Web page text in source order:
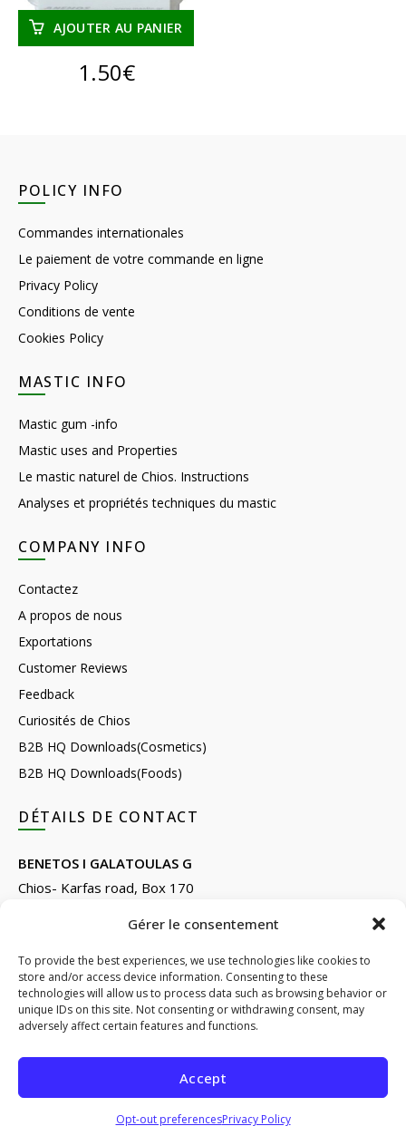
Gérer le consentement
To provide the best experiences, we use technologies like cookies to
store and/or access device information. Consenting to these
technologies will allow us to process data such as browsing behavior or
unique IDs on this site. Not consenting or withdrawing consent, may
adversely affect certain features and functions.
Accept
Opt-out preferencesPrivacy Policy
AJOUTER AU PANIER
1.50€
POLICY INFO
Commandes internationales
Le paiement de votre commande en ligne
Privacy Policy
Conditions de vente
Cookies Policy
MASTIC INFO
Mastic gum -info
Mastic uses and Properties
Le mastic naturel de Chios. Instructions
Analyses et propriétés techniques du mastic
COMPANY INFO
Contactez
A propos de nous
Exportations
Customer Reviews
Feedback
Curiosités de Chios
B2B HQ Downloads(Cosmetics)
B2B HQ Downloads(Foods)
DÉTAILS DE CONTACT
BENETOS I GALATOULAS G
Chios- Karfas road, Box 170
Phone: +30 22710 22666
Email:info@e-anemos.gr
facebook.com/mastic.gr
instagram.com/anemosmastic
Subscribe to newsletters
© 2026 ANEMOS. All rights reserved